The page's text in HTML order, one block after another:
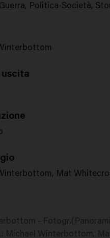
Politica-Società,
uscita
Mat
-
Michael Winterbottom,